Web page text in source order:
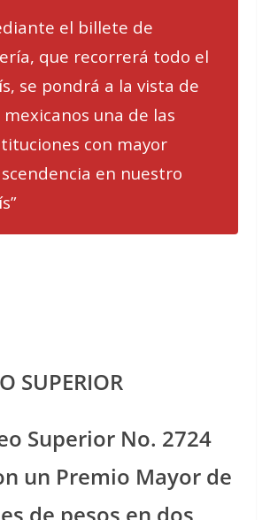
el billete de
que recorrerá todo el
se pondrá a la vista de
mexicanos una de las
con mayor
en nuestro
SUPERIOR
Superior No. 2724
un Premio Mayor de
de pesos en dos